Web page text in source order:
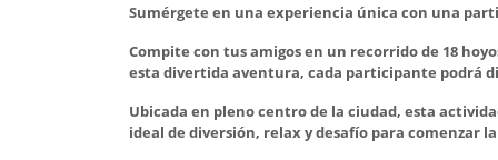
Sumérgete en una experiencia única con una
Compite con tus amigos en un recorrido de 18
esta divertida aventura, cada participante podrá
Ubicada en pleno centro de la ciudad, esta
ideal de diversión, relax y desafío para comenzar